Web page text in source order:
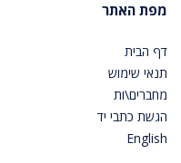
מפת האתר
דף הבית
תנאי שימוש
מחברים\ות
הגשת כתבי יד
English